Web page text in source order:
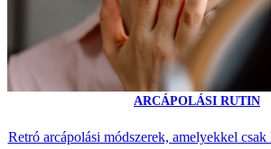
ARCÁPOLÁSI RUTIN
Retró arcápolási módszerek, amelyekkel